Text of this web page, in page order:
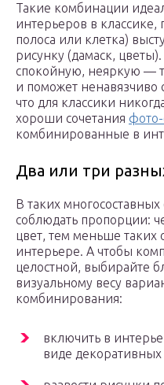
Такие комбинации
интерьеров в классике,
полоса или клетка)
рисунку (дамаск,
спокойную, неяркую —
и поможет ненавязчиво
что для классики
хороши сочетания
комбинированные в
Два или три
В таких
соблюдать пропорции:
цвет, тем меньше таких
интерьере. А чтобы
целостной, выбирайте
визуальному весу
комбинирования:
включить в
виде декоративных